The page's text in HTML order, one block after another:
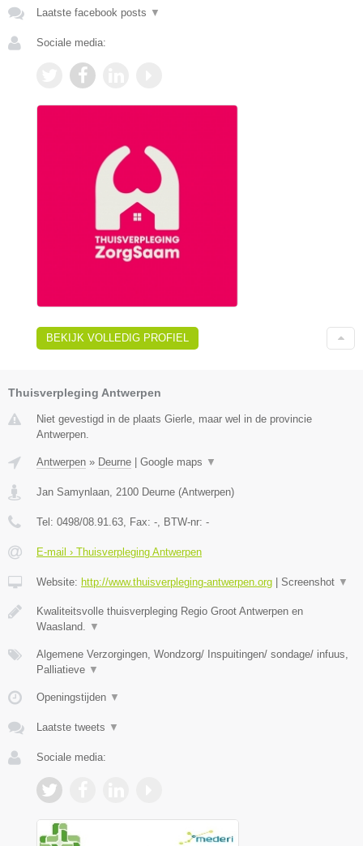
Laatste facebook posts ▼
Sociale media:
BEKIJK VOLLEDIG PROFIEL
Thuisverpleging Antwerpen
Niet gevestigd in de plaats Gierle, maar wel in de provincie
Antwerpen.
Antwerpen » Deurne Google maps ▼
Jan Samynlaan 2100 Deurne (Antwerpen)
Tel: 0498/08.91.63 , Fax: - , BTW-nr: -
E-mail › Thuisverpleging Antwerpen
Website: http://www.thuisverpleging-antwerpen.org Screenshot ▼
Kwaliteitsvolle thuisverpleging Regio Groot Antwerpen en
Waasland.
▼
Algemene Verzorgingen, Wondzorg/ Inspuitingen/ sondage/ infuus,
Palliatieve ▼
Openingstijden ▼
Laatste tweets ▼
Sociale media: